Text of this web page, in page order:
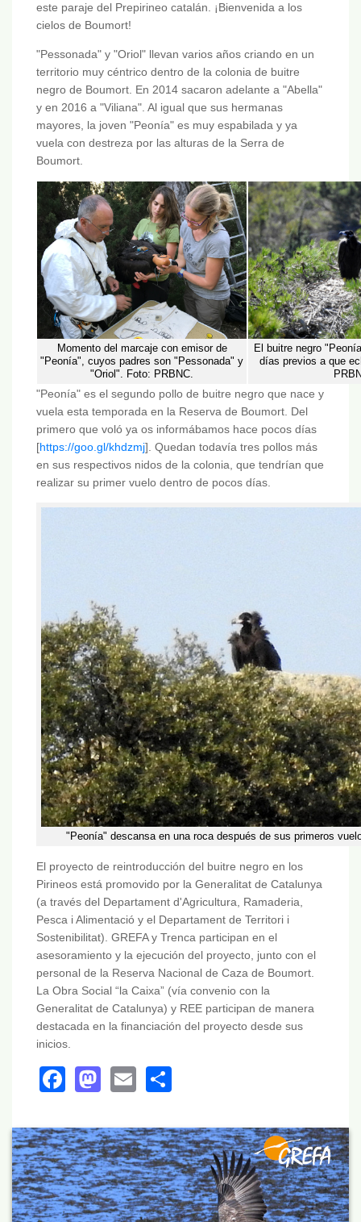
este paraje del Prepirineo catalán. ¡Bienvenida a los
cielos de Boumort!
"Pessonada" y "Oriol" llevan varios años criando en un
territorio muy céntrico dentro de la colonia de buitre
negro de Boumort. En 2014 sacaron adelante a "Abella"
y en 2016 a "Viliana". Al igual que sus hermanas
mayores, la joven "Peonía" es muy espabilada y ya
vuela con destreza por las alturas de la Serra de
Boumort.
Momento del marcaje con emisor de
"Peonía", cuyos padres son "Pessonada" y
"Oriol". Foto: PRBNC.
El buitre negro
días previos a que
"Peonía" es el segundo pollo de buitre negro que nace y
vuela esta temporada en la Reserva de Boumort. Del
primero que voló ya os informábamos hace pocos días
[https://goo.gl/khdzmj]. Quedan todavía tres pollos más
en sus respectivos nidos de la colonia, que tendrían que
realizar su primer vuelo dentro de pocos días.
"Peonía" descansa en una roca después de sus primeros
El proyecto de reintroducción del buitre negro en los
Pirineos está promovido por la Generalitat de Catalunya
(a través del Departament d'Agricultura, Ramaderia,
Pesca i Alimentació y el Departament de Territori i
Sostenibilitat). GREFA y Trenca participan en el
asesoramiento y la ejecución del proyecto, junto con el
personal de la Reserva Nacional de Caza de Boumort.
La Obra Social “la Caixa” (vía convenio con la
Generalitat de Catalunya) y REE participan de manera
destacada en la financiación del proyecto desde sus
inicios.
Facebook
Mastodon
Email